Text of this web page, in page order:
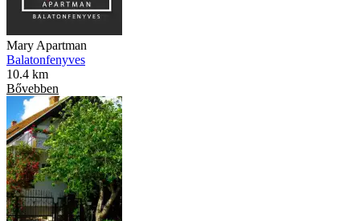
Mary Apartman
Balatonfenyves
10.4 km
Bővebben